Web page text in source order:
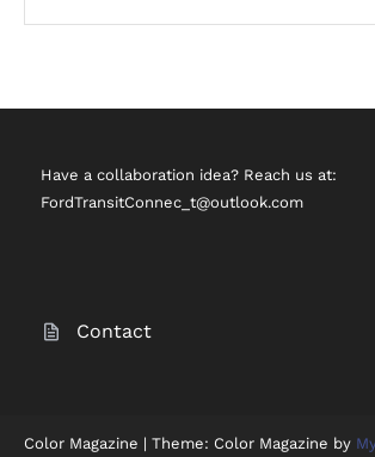
Have a collaboration idea? Reach us at:
FordTransitConnec_t@outlook.com
Contact
Color Magazine | Theme: Color Magazine by